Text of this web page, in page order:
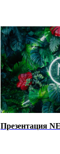
Презентация